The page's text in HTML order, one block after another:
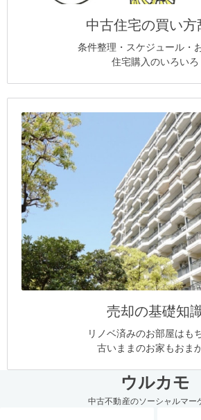
中古住宅の買い方
条件整理・スケジュール・
住宅購入のいろいろ
売却の基礎知
リノベ済みのお部屋はも
古いままのお家もおま
ウルカモ
中古不動産のソーシャルマー